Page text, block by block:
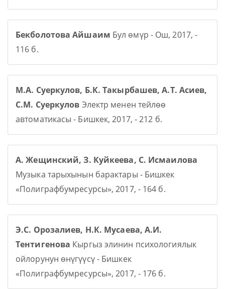
Бекболотова Айшаим Бул өмүр - Ош, 2017, -
116 б.
М.А. Суеркулов, Б.К. Такырбашев, А.Т. Асиев,
С.М. Суеркулов Электр менен тейлөө
автоматикасы - Бишкек, 2017, - 212 б.
А. Жещинский, З. Куйкеева, С. Исмаилова
Музыка тарыхынын барактары - Бишкек
«Полиграфбумресурсы», 2017, - 164 б.
Э.С. Орозалиев, Н.К. Мусаева, А.И.
Тентигенова Кыргыз элинин психологиялык
ойлорунун өнүгүүсү - Бишкек
«Полиграфбумресурсы», 2017, - 176 б.